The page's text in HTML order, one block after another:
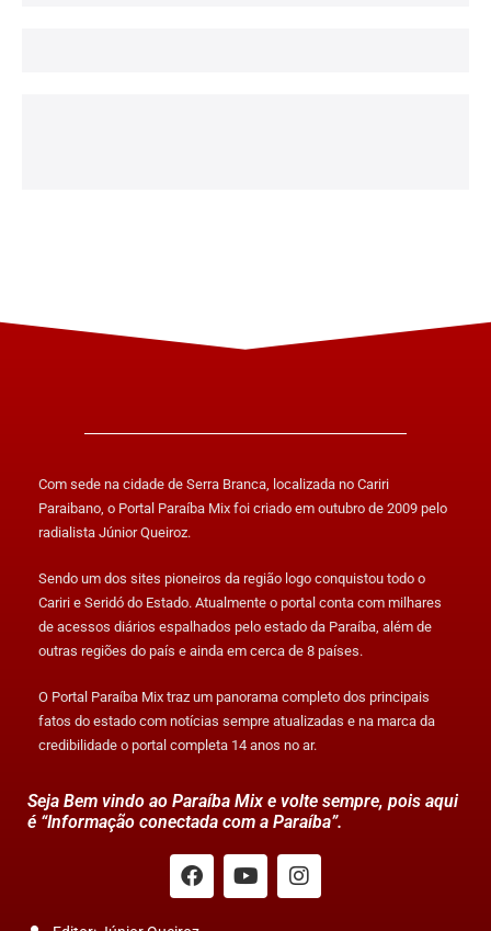
Com sede na cidade de Serra Branca, localizada no Cariri
Paraibano, o Portal Paraíba Mix foi criado em outubro de 2009 pelo
radialista Júnior Queiroz.
Sendo um dos sites pioneiros da região logo conquistou todo o
Cariri e Seridó do Estado. Atualmente o portal conta com milhares
de acessos diários espalhados pelo estado da Paraíba, além de
outras regiões do país e ainda em cerca de 8 países.
O Portal Paraíba Mix traz um panorama completo dos principais
fatos do estado com notícias sempre atualizadas e na marca da
credibilidade o portal completa 14 anos no ar.
Seja Bem vindo ao Paraíba Mix e volte sempre, pois aqui
é “Informação conectada com a Paraíba”.